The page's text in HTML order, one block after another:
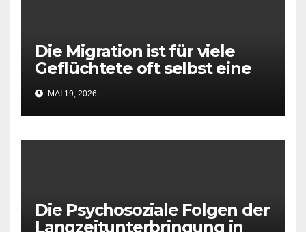
Die Migration ist für viele
Geflüchtete oft selbst eine
Traumatisierung
MAI 19, 2026
Die Psychosoziale Folgen der
Langzeitunterbringung in